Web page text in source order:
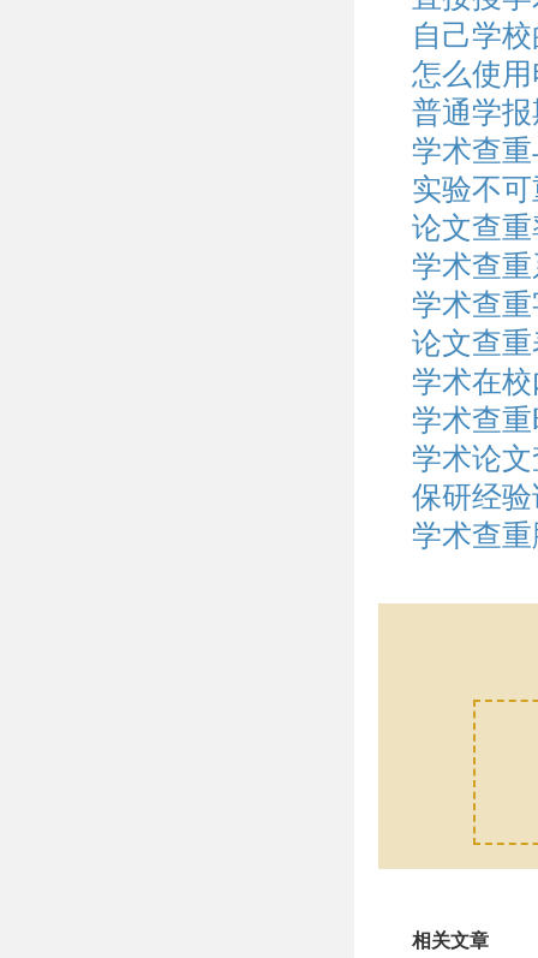
自己学
怎么使
普通学
学术查
实验不
论文查
学术查
学术查
论文查
学术在
学术查
学术论
保研经
学术查
相关文章